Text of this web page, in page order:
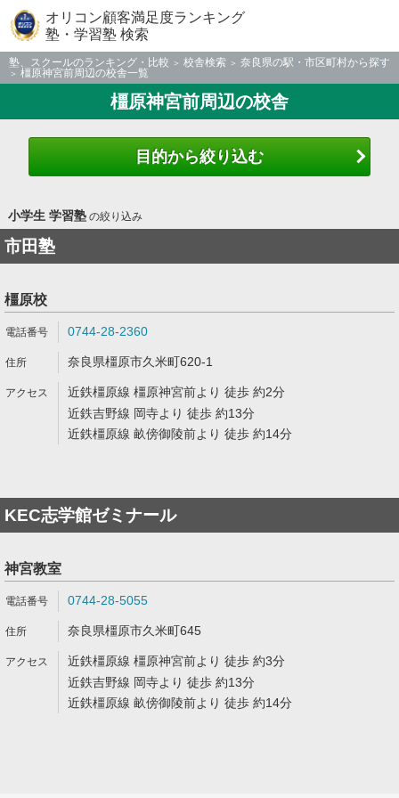
オリコン顧客満足度ランキング
塾・学習塾 検索
塾、スクールのランキング・比較 校舎検索
奈良県の駅・市区町村から探す
橿原神宮前周辺の校舎一覧
橿原神宮前周辺の校舎
目的から絞り込む
小学生 学習塾の絞り込み
市田塾
橿原校
0744-28-2360
奈良県橿原市久米町620-1
近鉄橿原線 橿原神宮前より 徒歩 約2分
近鉄吉野線 岡寺より 徒歩 約13分
近鉄橿原線 畝傍御陵前より 徒歩 約14分
KEC志学館ゼミナール
神宮教室
0744-28-5055
奈良県橿原市久米町645
近鉄橿原線 橿原神宮前より 徒歩 約3分
近鉄吉野線 岡寺より 徒歩 約13分
近鉄橿原線 畝傍御陵前より 徒歩 約14分